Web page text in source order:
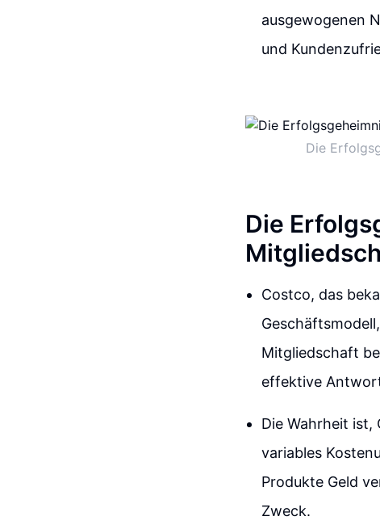
ausgewogenen
und
Die
Die
Costco, das
Mitgliedschaft
effektive
Die Wahrheit ist,
variables
Produkte Geld
Zweck.